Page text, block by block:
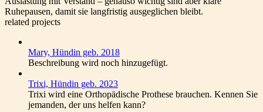
Ruhepausen, damit sie langfristig ausgeglichen bleibt.
related projects
Mary, Hündin geb. 2018
Beschreibung wird noch hinzugefügt.
Trixi, Hündin geb. 2023
Trixi wird eine Orthopädische Prothese brauchen. Kennen Sie
jemanden, der uns helfen kann?